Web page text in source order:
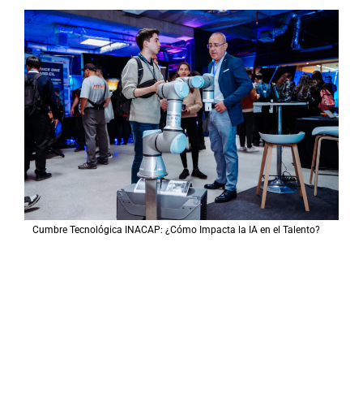
Cumbre Tecnológica INACAP: ¿Cómo Impacta la IA en el Talento?